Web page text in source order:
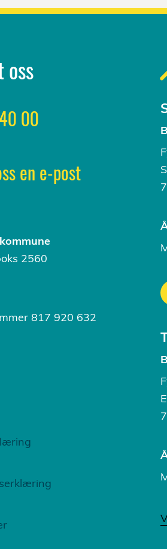
oss
00
en e-post
2560
817 920 632